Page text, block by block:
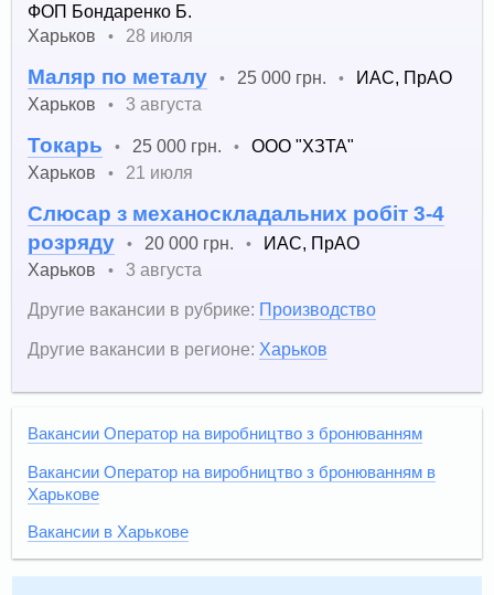
ФОП Бондаренко Б.
Харьков
• 28 июля
Маляр по металу • 25 000 грн. •
ИАС, ПрАО
Харьков
• 3 августа
Токарь • 25 000 грн. •
ООО "ХЗТА"
Харьков
• 21 июля
Слюсар з механоскладальних робіт 3-4
розряду
• 20 000 грн. •
ИАС, ПрАО
Харьков
•
3 августа
Другие вакансии в рубрике: Производство
Другие вакансии в регионе: Харьков
Вакансии Оператор на виробництво з бронюванням
Вакансии Оператор на виробництво з бронюванням в
Харькове
Вакансии в Харькове